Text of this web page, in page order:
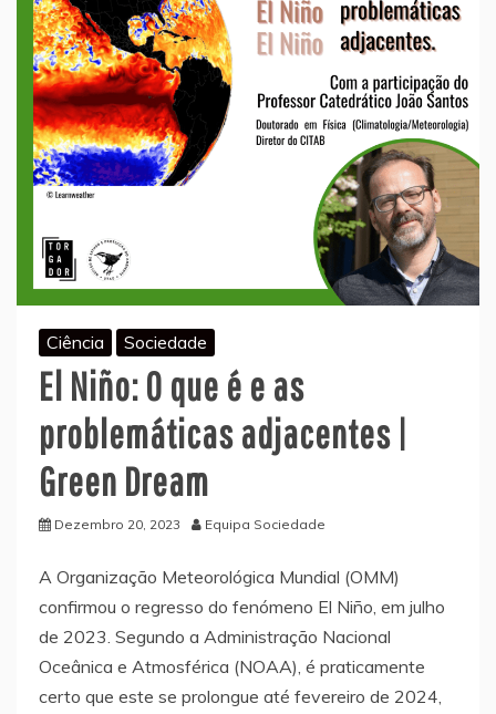
Ciência Sociedade
El Niño: O que é e as
problemáticas adjacentes |
Green Dream
Dezembro 20, 2023 Equipa Sociedade
A Organização Meteorológica Mundial (OMM)
confirmou o regresso do fenómeno El Niño, em julho
de 2023. Segundo a Administração Nacional
Oceânica e Atmosférica (NOAA), é praticamente
certo que este se prolongue até fevereiro de 2024,